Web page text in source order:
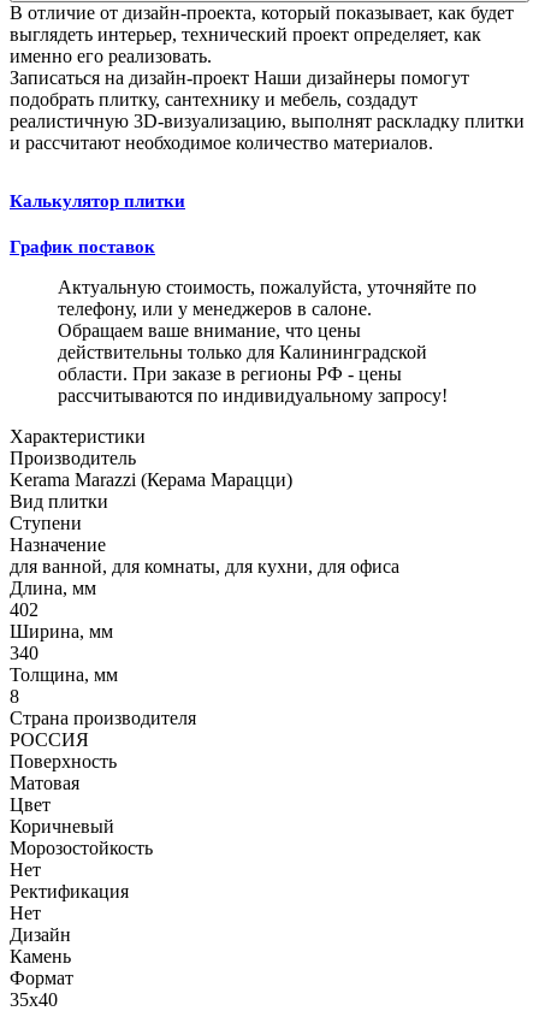
В отличие от дизайн-проекта, который показывает, как будет
выглядеть интерьер, технический проект определяет, как
именно его реализовать.
Записаться на дизайн-проект Наши дизайнеры помогут
подобрать плитку, сантехнику и мебель, создадут
реалистичную 3D-визуализацию, выполнят раскладку плитки
и рассчитают необходимое количество материалов.
Калькулятор плитки
График поставок
Актуальную стоимость, пожалуйста, уточняйте по
телефону, или у менеджеров в салоне.
Обращаем ваше внимание, что цены
действительны только для Калининградской
области. При заказе в регионы РФ - цены
рассчитываются по индивидуальному запросу!
Характеристики
Производитель
Kerama Marazzi (Керама Марацци)
Вид плитки
Ступени
Назначение
для ванной, для комнаты, для кухни, для офиса
Длина, мм
402
Ширина, мм
340
Толщина, мм
8
Страна производителя
РОССИЯ
Поверхность
Матовая
Цвет
Коричневый
Морозостойкость
Нет
Ректификация
Нет
Дизайн
Камень
Формат
35х40